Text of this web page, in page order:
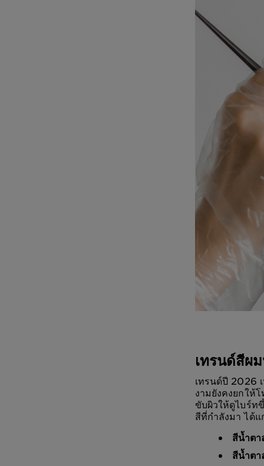
เทรนด์สีผ
เทรนด์ปี 2026
งามยังคงยกให้
ขับผิวให้ดูไบร์ท
สีที่กำลังมา ได้แ
สีน้ำตา
สีน้ำต